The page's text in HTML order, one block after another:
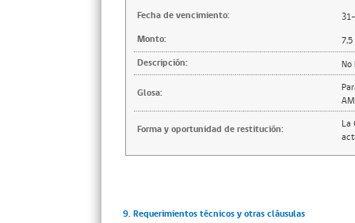
Fecha de vencimiento:
Monto:
7,5
Descripción:
Glosa:
Forma y oportunidad de restitución:
La
9. Requerimientos técnicos y otras cláusulas